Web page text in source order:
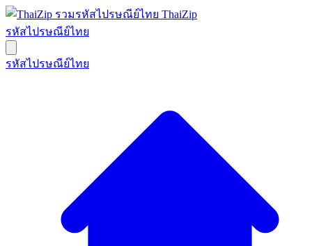
ThaiZip
รหัสไปรษณีย์ไทย
รหัสไปรษณีย์ไทย